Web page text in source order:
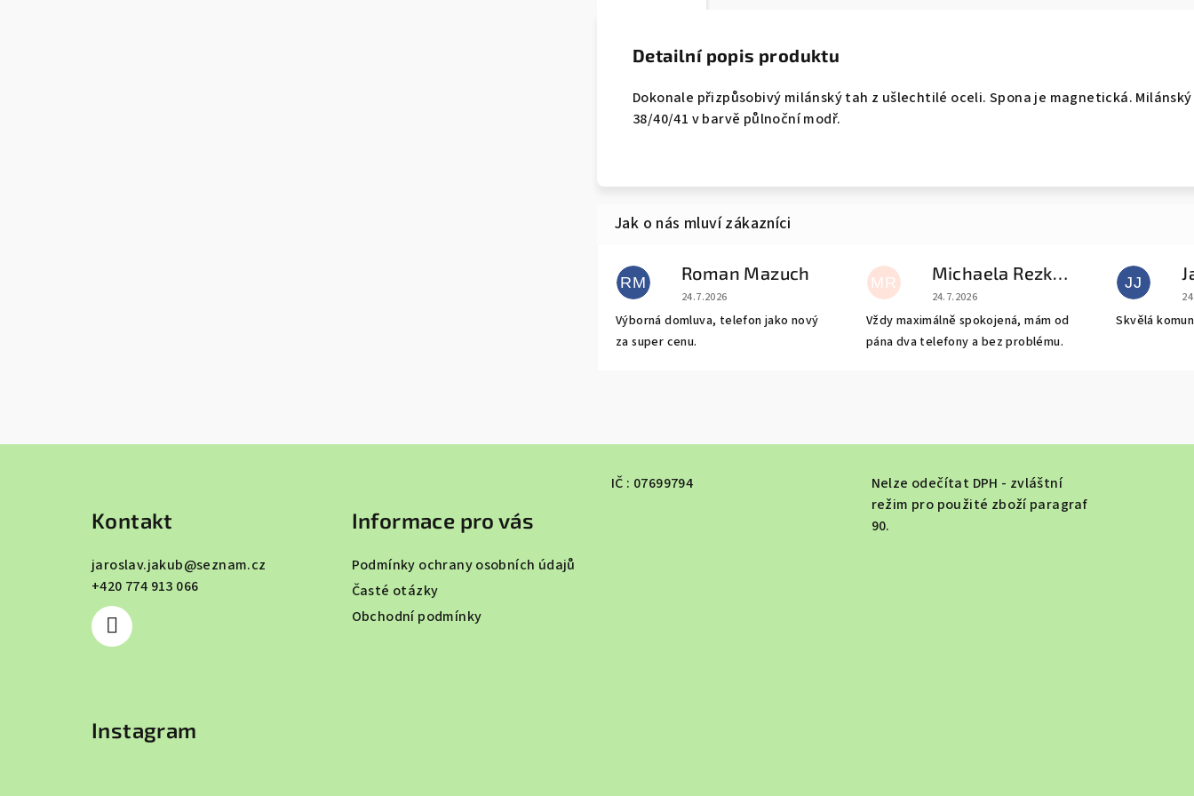
Detailní popis produktu
Dokonale přizpůsobivý milánský tah z ušlechtilé oceli. Spona je magnetická.
38/40/41 v barvě půlnoční modř.
RM Roman Mazuch
Hodnocení obchodu je 5 z 5 hvězdiček.
24.7.2026
Výborná domluva, telefon jako nový
za super cenu.
MR Michaela Rezková
Hodnocení obchodu je 5 z 5 hvězdiček.
24.7.2026
Vždy maximálně spokojená, mám od
pána dva telefony a bez problému.
JJ
Skvělá
Kontakt
jaroslav.jakub@seznam.cz
+420 774 913 066
Informace pro vás
Podmínky ochrany osobních údajů
Časté otázky
Obchodní podmínky
IČ : 07699794
Nelze odečítat DPH - zvláštní
režim pro použité zboží paragraf
90.
Instagram